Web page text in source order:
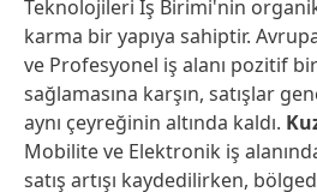
Teknolojileri İş Birimi'nin
karma bir yapıya sahiptir.
ve Profesyonel iş alanı pozitif
sağlamasına karşın, satışlar
aynı çeyreğinin altında kaldı.
Mobilite ve Elektronik iş
satış artışı kaydedilirken,